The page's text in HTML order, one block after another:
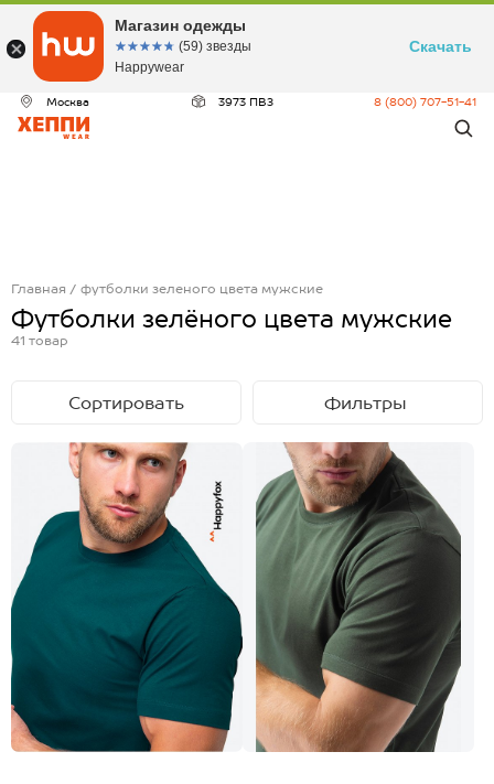
Москва 3973 ПВЗ 8 (800) 707-51-41
Главная футболки зеленого цвета мужские
Футболки зелёного цвета мужские
41 товар
Магазин одежды
☆☆☆☆☆
★★★★★ (59) звезды
Happywear
Скачать